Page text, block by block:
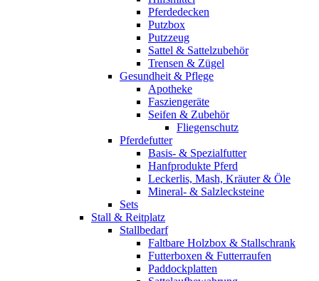
Pferdedecken
Putzbox
Putzzeug
Sattel & Sattelzubehör
Trensen & Zügel
Gesundheit & Pflege
Apotheke
Fasziengeräte
Seifen & Zubehör
Fliegenschutz
Pferdefutter
Basis- & Spezialfutter
Hanfprodukte Pferd
Leckerlis, Mash, Kräuter & Öle
Mineral- & Salzlecksteine
Sets
Stall & Reitplatz
Stallbedarf
Faltbare Holzbox & Stallschrank
Futterboxen & Futterraufen
Paddockplatten